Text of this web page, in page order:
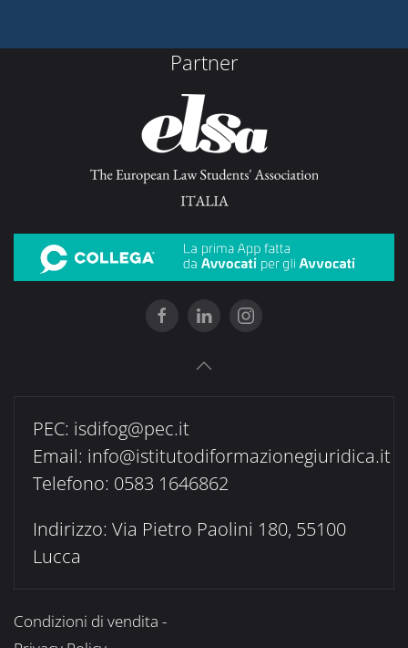
Partner
PEC: isdifog@pec.it
Email: info@istitutodiformazionegiuridica.it
Telefono: 0583 1646862
Indirizzo: Via Pietro Paolini 180, 55100
Lucca
Condizioni di vendita -